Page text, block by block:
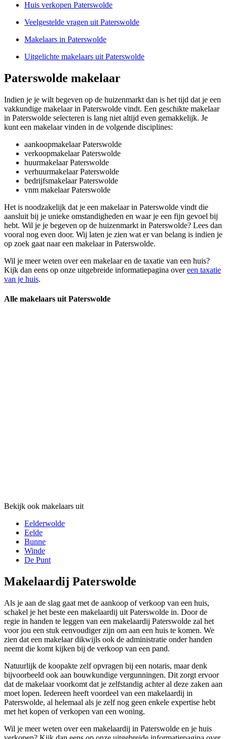
Huis verkopen Paterswolde
Veelgestelde vragen uit Paterswolde
Makelaars in Paterswolde
Uitgelichte makelaars uit Paterswolde
Paterswolde makelaar
Indien je je wilt begeven op de huizenmarkt dan is het tijd dat je een
vakkundige makelaar in Paterswolde vindt. Een geschikte makelaar
in Paterswolde selecteren is lang niet altijd even gemakkelijk. Je
kunt een makelaar vinden in de volgende disciplines:
aankoopmakelaar Paterswolde
verkoopmakelaar Paterswolde
huurmakelaar Paterswolde
verhuurmakelaar Paterswolde
bedrijfsmakelaar Paterswolde
vnm makelaar Paterswolde
Het is noodzakelijk dat je een makelaar in Paterswolde vindt die
aansluit bij je unieke omstandigheden en waar je een fijn gevoel bij
hebt. Wil je je begeven op de huizenmarkt in Paterswolde? Lees dan
vooral nog even door. Wij laten je zien wat er van belang is indien je
op zoek gaat naar een makelaar in Paterswolde.
Wil je meer weten over een makelaar en de taxatie van een huis?
Kijk dan eens op onze uitgebreide informatiepagina overeen taxatie
van je huis.
Alle makelaars uit Paterswolde
Bekijk ook makelaars uit
Eelderwolde
Eelde
Bunne
Winde
De Punt
Makelaardij Paterswolde
Als je aan de slag gaat met de aankoop of verkoop van een huis,
schakel je het beste een makelaardij uit Paterswolde in. Door de
regie in handen te leggen van een makelaardij Paterswolde zal het
voor jou een stuk eenvoudiger zijn om aan een huis te komen. We
zien dat een makelaar dikwijls ook de administratie onder handen
neemt die komt kijken bij de verkoop van een pand.
Natuurlijk de koopakte zelf opvragen bij een notaris, maar denk
bijvoorbeeld ook aan bouwkundige vergunningen. Dit zorgt ervoor
dat de makelaar voorkomt dat je zelfstandig achter al deze zaken aan
moet lopen. Iedereen heeft voordeel van een makelaardij in
Paterswolde, al helemaal als je zelf nog geen enkele expertise hebt
met het kopen of verkopen van een woning.
Wil je meer weten over een makelaardij in Paterswolde en je huis